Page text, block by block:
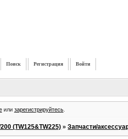
Поиск Регистрация Войти
или зарегистрируйтесь.
(TW125&TW225) »Запчасти/